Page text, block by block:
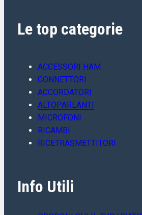
Le top categorie
ACCESSORI HAM
CONNETTORI
ACCORDATORI
ALTOPARLANTI
MICROFONI
RICAMBI
RICETRASMETTITORI
Info Utili